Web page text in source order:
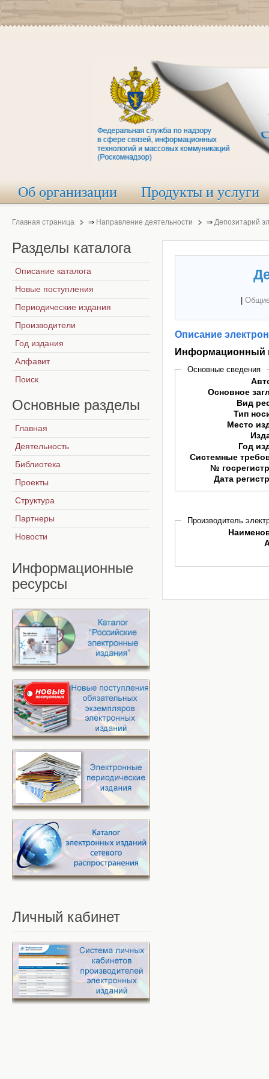
Об организации Продукты и услуги
Главная страница ⇒ Направление деятельности ⇒ Депозитарий
Описание
Информационный
Основные сведения
Основное
Вид
Тип
Место
Год
Системные
№
Дата
Производитель
Разделы каталога
Описание каталога
Новые поступления
Периодические издания
Производители
Год издания
Алфавит
Поиск
Основные разделы
Главная
Деятельность
Библиотека
Проекты
Структура
Партнеры
Новости
Информационные
ресурсы
Личный кабинет